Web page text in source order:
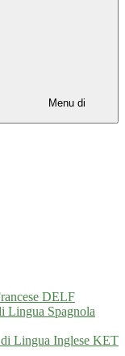
Menu di
DELF
Lingua Spagnola
Lingua Inglese KET